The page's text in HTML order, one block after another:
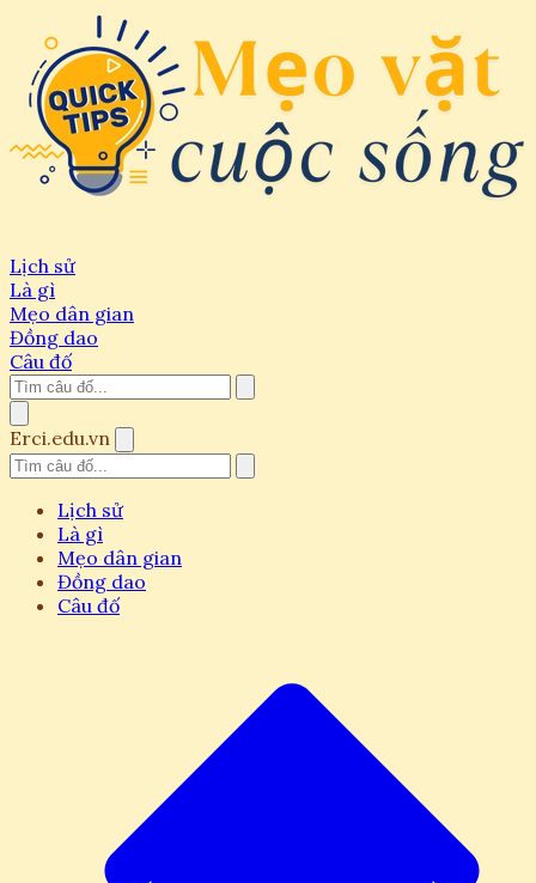
Lịch sử
Là gì
Mẹo dân gian
Đồng dao
Câu đố
Erci.edu.vn
Lịch sử
Là gì
Mẹo dân gian
Đồng dao
Câu đố